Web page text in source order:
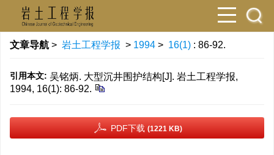
文章导航 > 岩土工程学报 > 1994 > 16(1) : 86-92.
引用本文: 吴铭炳. 大型沉井围护结构[J]. 岩土工程学报,
1994, 16(1): 86-92.
PDF下载 (1221 KB)